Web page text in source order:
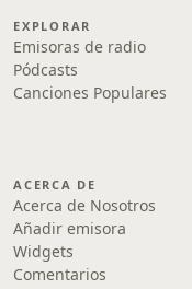
EXPLORAR
Emisoras de radio
Pódcasts
Canciones Populares
ACERCA DE
Acerca de Nosotros
Añadir emisora
Widgets
Comentarios